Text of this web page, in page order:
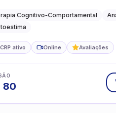
práticas para o cotidiano
Cognitivo-Comportamental
CRP ativo Online Avaliações
80